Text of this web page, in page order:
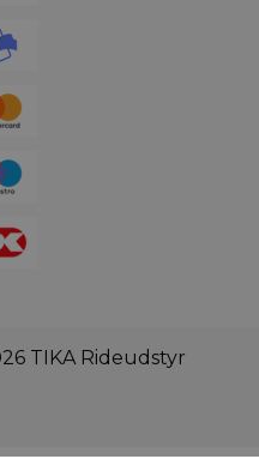
TIKA Rideudstyr